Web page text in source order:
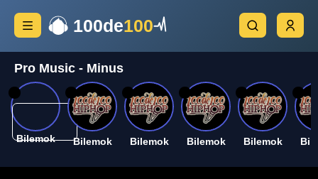
100de100
Pro Music - Minus
Bilemok Bilemok Bilemok Bilemok Bilemok